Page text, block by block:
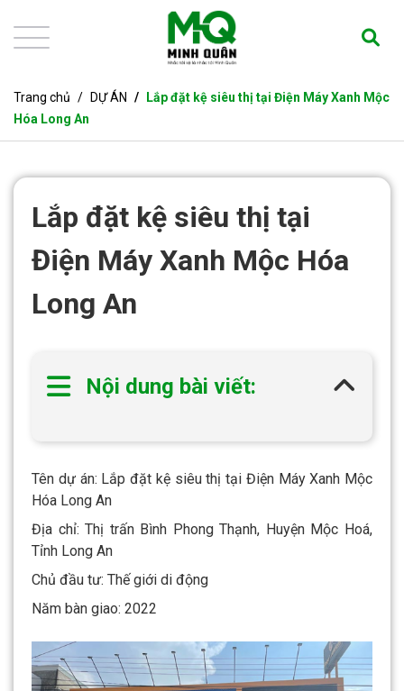
Trang chủ DỰ ÁN
Lắp đặt kệ siêu thị tại Điện Máy Xanh Mộc
Hóa Long An
Lắp đặt kệ siêu thị tại
Điện Máy Xanh Mộc Hóa
Long An
Nội dung bài viết:
Tên dự án: Lắp đặt kệ siêu thị tại Điện Máy Xanh Mộc
Hóa Long An
Địa chỉ: Thị trấn Bình Phong Thạnh, Huyện Mộc Hoá,
Tỉnh Long An
Chủ đầu tư: Thế giới di động
Năm bàn giao: 2022